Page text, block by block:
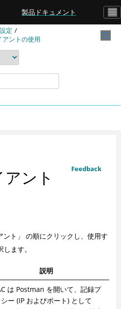
製品ドキュメント
定
アントの使用
Feedback
ント
ント」 の順にクリックし、使用す
ます。
説明
は Postman を開いて、記録プ
ー (IP およびポート) として